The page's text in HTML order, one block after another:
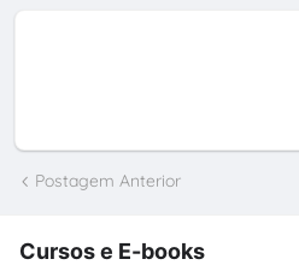
Postagem Anterior
Cursos e E-books